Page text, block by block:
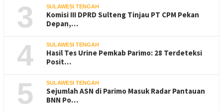
3 SULAWESI TENGAH
Komisi III DPRD Sulteng Tinjau PT CPM Pekan
Depan,…
4 SULAWESI TENGAH
Hasil Tes Urine Pemkab Parimo: 28 Terdeteksi
Posit…
5 SULAWESI TENGAH
Sejumlah ASN di Parimo Masuk Radar Pantauan
BNN Po…